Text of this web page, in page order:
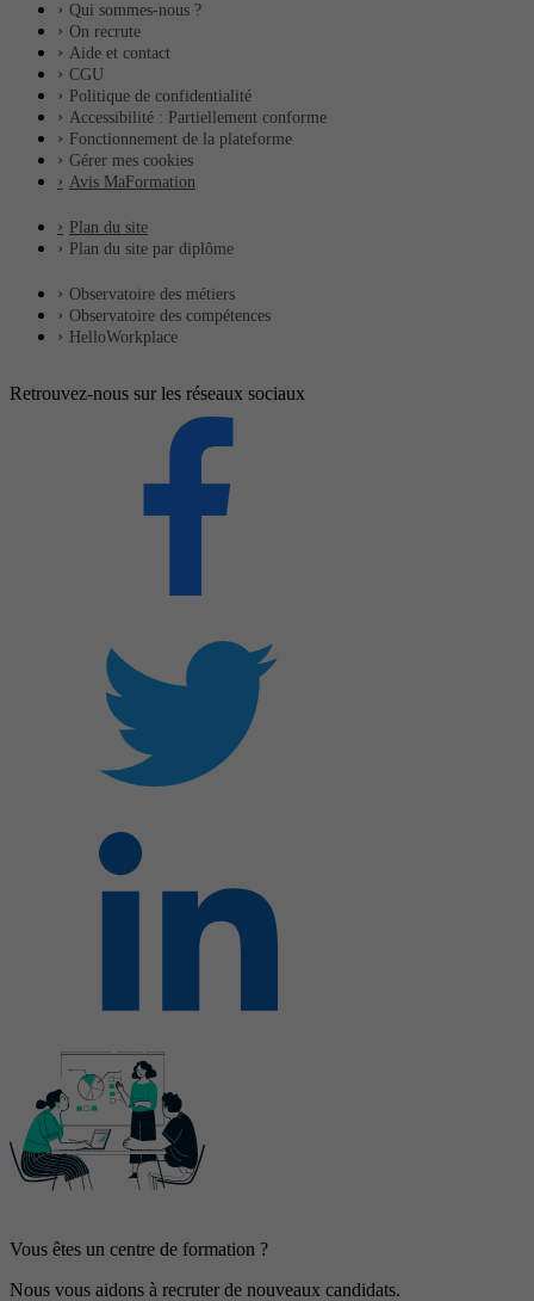
Qui sommes-nous ?
On recrute
Aide et contact
CGU
Politique de confidentialité
Accessibilité : Partiellement conforme
Fonctionnement de la plateforme
Gérer mes cookies
Avis MaFormation
Plan du site
Plan du site par diplôme
Observatoire des métiers
Observatoire des compétences
HelloWorkplace
Retrouvez-nous sur les réseaux sociaux
Vous êtes un centre de formation ?
Nous vous aidons à recruter de nouveaux candidats.